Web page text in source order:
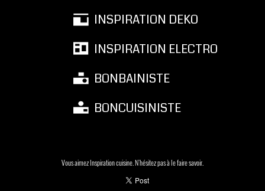
INSPIRATION DEKO
INSPIRATION ELECTRO
BONBAINISTE
BONCUISINISTE
Vous aimez Inspiration cuisine. N'hésitez pas à le faire savoir.